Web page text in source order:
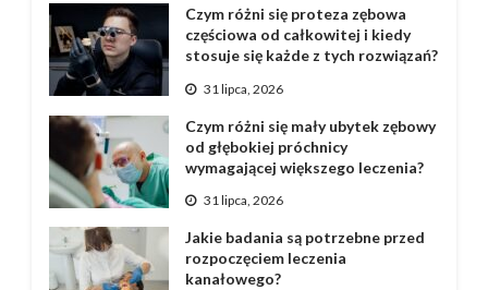
Czym różni się proteza zębowa
częściowa od całkowitej i kiedy
stosuje się każde z tych rozwiązań?
31 lipca, 2026
Czym różni się mały ubytek zębowy
od głębokiej próchnicy
wymagającej większego leczenia?
31 lipca, 2026
Jakie badania są potrzebne przed
rozpoczęciem leczenia
kanałowego?